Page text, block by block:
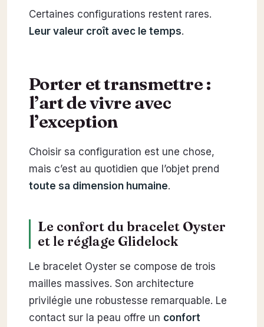
Certaines configurations restent rares.
Leur valeur croît avec le temps.
Porter et transmettre :
l’art de vivre avec
l’exception
Choisir sa configuration est une chose,
mais c’est au quotidien que l’objet prend
toute sa dimension humaine.
Le confort du bracelet Oyster
et le réglage Glidelock
Le bracelet Oyster se compose de trois
mailles massives. Son architecture
privilégie une robustesse remarquable. Le
contact sur la peau offre un confort